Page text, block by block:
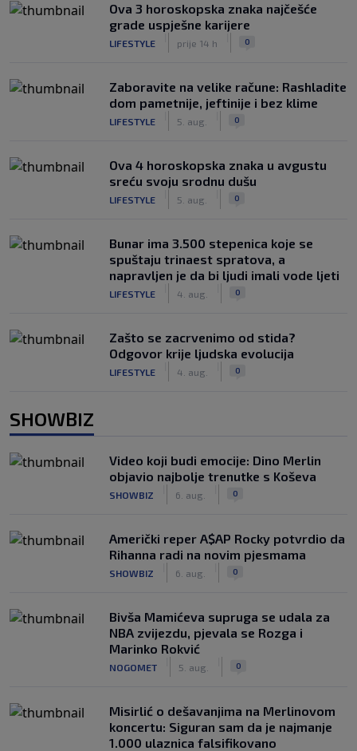
Ova 3 horoskopska znaka najčešće
grade uspješne karijere
LIFESTYLE prije 14 h 0
Zaboravite na velike račune: Rashladite
dom pametnije, jeftinije i bez klime
LIFESTYLE 5. aug. 0
Ova 4 horoskopska znaka u avgustu
sreću svoju srodnu dušu
LIFESTYLE 5. aug. 0
Bunar imа 3.500 stepenica koje se
spuštaju trinaest spratova, a
napravljen je da bi ljudi imali vode ljeti
LIFESTYLE 4. aug. 0
Zašto se zacrvenimo od stida?
Odgovor krije ljudska evolucija
LIFESTYLE 4. aug. 0
SHOWBIZ
Video koji budi emocije: Dino Merlin
objavio najbolje trenutke s Koševa
SHOWBIZ 6. aug. 0
Američki reper A$AP Rocky potvrdio da
Rihanna radi na novim pjesmama
SHOWBIZ 6. aug. 0
Bivša Mamićeva supruga se udala za
NBA zvijezdu, pjevala se Rozga i
Marinko Rokvić
NOGOMET 5. aug. 0
Misirlić o dešavanjima na Merlinovom
koncertu: Siguran sam da je najmanje
1.000 ulaznica falsifikovano